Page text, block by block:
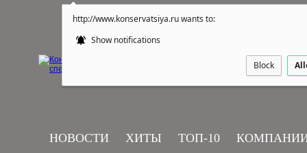
http://www.konservatsiya.ru wants to:
Show notifications
Block
НОВОСТИ ХИТЫ ТОП-10